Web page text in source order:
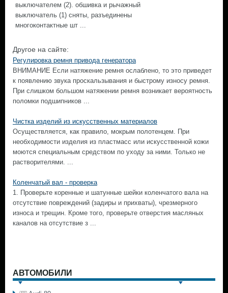
выключателем (2). обшивка и рычажный
выключатель (1) сняты, разъединены
многоконтактные шт ...
Другое на сайте:
Регулировка ремня привода генератора
ВНИМАНИЕ Если натяжение ремня ослаблено, то это приведет
к появлению звука проскальзывания и быстрому износу ремня.
При слишком большом натяжении ремня возникает вероятность
поломки подшипников ...
Чистка изделий из искусственных материалов
Осуществляется, как правило, мокрым полотенцем. При
необходимости изделия из пластмасс или искусственной кожи
моются специальным средством по уходу за ними. Только не
растворителями. ...
Коленчатый вал - проверка
1. Проверьте коренные и шатунные шейки коленчатого вала на
отсутствие повреждений (задиры и прихваты), чрезмерного
износа и трещин. Кроме того, проверьте отверстия масляных
каналов на отсутствие з ...
АВТОМОБИЛИ